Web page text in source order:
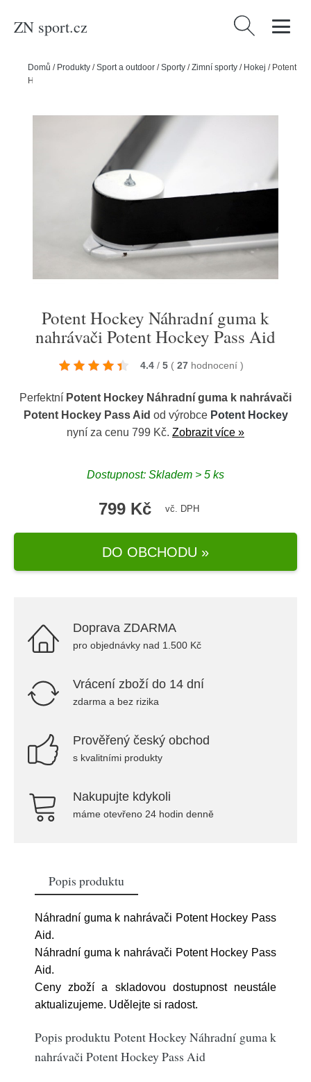
ZN sport.cz Vyhledávání
Domů / Produkty /Sport a outdoor /Sporty /Zimní sporty / Hokej / Potent
Hockey Náhradní guma k nahrávači Potent Hockey Pass Aid
Potent Hockey Náhradní guma k
nahrávači Potent Hockey Pass Aid
4.4 / 5 ( 27 hodnocení )
Perfektní Potent Hockey Náhradní guma k nahrávači
Potent Hockey Pass Aid od výrobce Potent Hockey
nyní za cenu 799 Kč. Zobrazit více »
Dostupnost: Skladem > 5 ks
799 Kč vč. DPH
DO OBCHODU »
Doprava ZDARMA
pro objednávky nad 1.500 Kč
Vrácení zboží do 14 dní
zdarma a bez rizika
Prověřený český obchod
s kvalitními produkty
Nakupujte kdykoli
máme otevřeno 24 hodin denně
Popis produktu
Náhradní guma k nahrávači Potent Hockey Pass
Aid.
Náhradní guma k nahrávači Potent Hockey Pass
Aid.
Ceny zboží a skladovou dostupnost neustále
aktualizujeme. Udělejte si radost.
Popis produktu Potent Hockey Náhradní guma k
nahrávači Potent Hockey Pass Aid